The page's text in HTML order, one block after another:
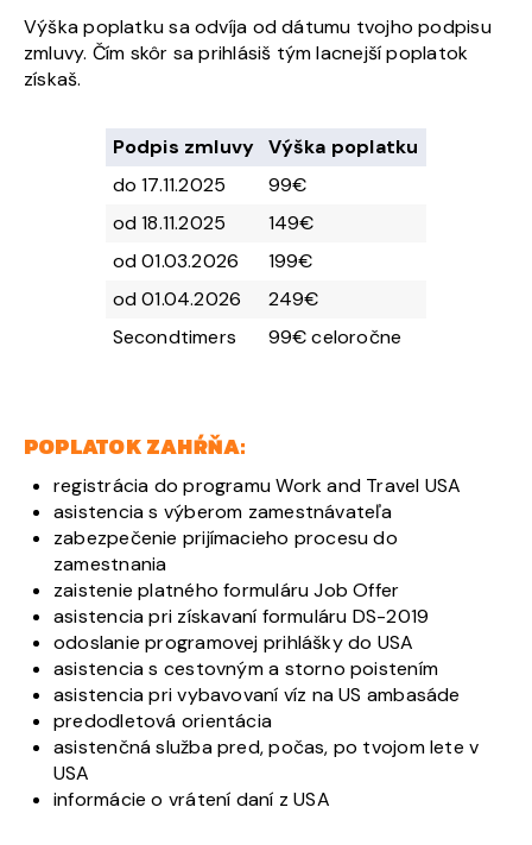
Výška poplatku sa odvíja od dátumu tvojho podpisu
zmluvy. Čím skôr sa prihlásiš tým lacnejší poplatok
získaš.
Podpis zmluvy Výška poplatku
do 17.11.2025
99€
od 18.11.2025
149€
od 01.03.2026
199€
od 01.04.2026
249€
Secondtimers
99€ celoročne
POPLATOK ZAHŔŇA:
registrácia do programu Work and Travel USA
asistencia s výberom zamestnávateľa
zabezpečenie prijímacieho procesu do
zamestnania
zaistenie platného formuláru Job Offer
asistencia pri získavaní formuláru DS-2019
odoslanie programovej prihlášky do USA
asistencia s cestovným a storno poistením
asistencia pri vybavovaní víz na US ambasáde
predodletová orientácia
asistenčná služba pred, počas, po tvojom lete v
USA
informácie o vrátení daní z USA